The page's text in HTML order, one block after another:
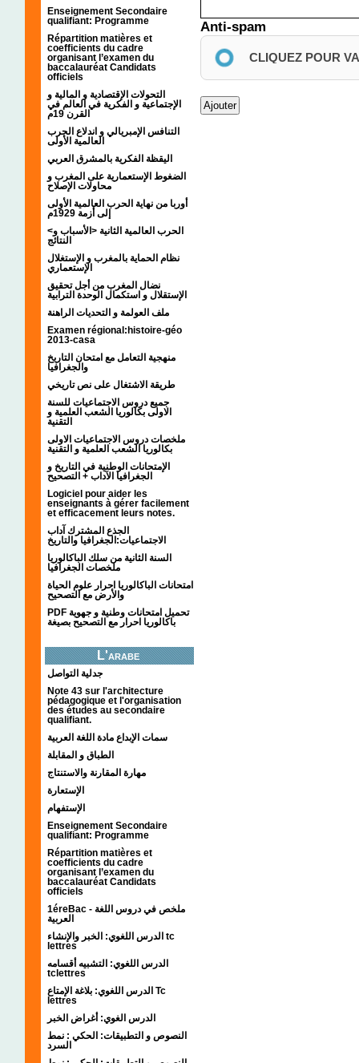
Enseignement Secondaire
qualifiant: Programme
Répartition matières et
coefficients du cadre
organisant l’examen du
baccalauréat Candidats
officiels
التحولات الإقتصادية و المالية و
الإجتماعية و الفكرية في العالم في
القرن 19م
التنافس الإمبريالي و اندلاع الحرب
العالمية الأولى
اليقظة الفكرية بالمشرق العربي
الضغوط الإستعمارية على المغرب و
محاولات الإصلاح
أوربا من نهاية الحرب العالمية الأولى
إلى أزمة 1929م
<الحرب العالمية الثانية <الأسباب و
النتائج
نظام الحماية بالمغرب و الإستغلال
الإستعماري
نضال المغرب من أجل تحقيق
الإستقلال و استكمال الوحدة الترابية
ملف العولمة و التحديات الراهنة
Examen régional:histoire-géo
2013-casa
منهجية التعامل مع امتحان التاريخ
والجغرافيا
طريقة الاشتغال على نص تاريخي
جميع دروس الاجتماعيات للسنة
الاولى بكالوريا الشعب العلمية و
التقنية
ملخصات دروس الاجتماعيات الاولى
بكالوريا الشعب العلمية و التقنية
الإمتحانات الوطنية في التاريخ و
الجغرافيا الآداب + التصحيح
Logiciel pour aider les
enseignants à gérer facilement
et efficacement leurs notes.
الجذع المشترك آداب
الاجتماعيات:الجغرافيا والتاريخ
السنة الثانية من سلك الباكالوريا
ملخصات الجغرافيا
امتحانات الباكالوريا احرار علوم الحياة
والأرض مع التصحيح
PDF تحميل امتحانات وطنية و جهوية
باكالوريا احرار مع التصحيح بصيغة
L'arabe
جدلية التواصل
Note 43 sur l'architecture
pédagogique et l'organisation
des études au secondaire
qualifiant.
سمات الإبداع مادة اللغة العربية
الطباق و المقابلة
مهارة المقارنة والاستنتاج
الإستعارة
الإستفهام
Enseignement Secondaire
qualifiant: Programme
Répartition matières et
coefficients du cadre
organisant l’examen du
baccalauréat Candidats
officiels
1éreBac - ملخص في دروس اللغة
العربية
الدرس اللغوي: الخبر والإنشاء tc
lettres
الدرس اللغوي: التشبيه أقسامه
tclettres
الدرس اللغوي: بلاغة الإمتاع Tc
lettres
الدرس الغوي: أغراض الخبر
النصوص و التطبيقات: الحكي : نمط
السرد
Anti-spam
CLIQUEZ POUR